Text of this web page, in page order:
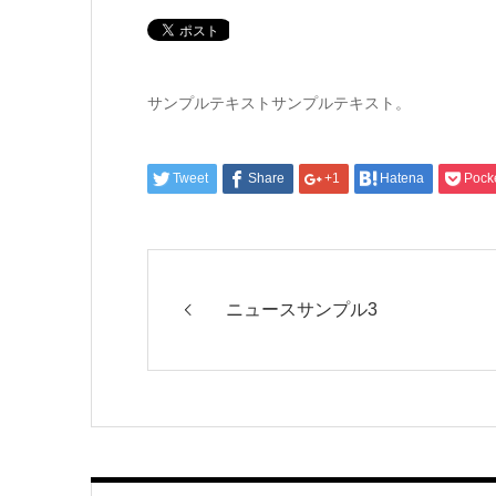
サンプルテキストサンプルテキスト。
Tweet Share +1 Hatena
ニュースサンプル3